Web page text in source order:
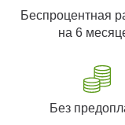
Беспроцентная
на 6
Без